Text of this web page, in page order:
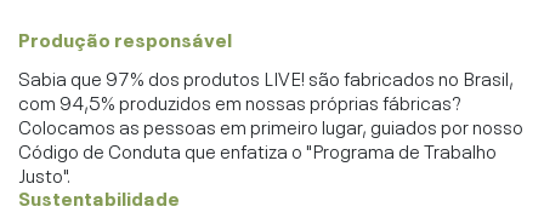
Produção responsável
Sabia que 97% dos produtos LIVE! são fabricados no Brasil,
com 94,5% produzidos em nossas próprias fábricas?
Colocamos as pessoas em primeiro lugar, guiados por nosso
Código de Conduta que enfatiza o "Programa de Trabalho
Justo".
Sustentabilidade